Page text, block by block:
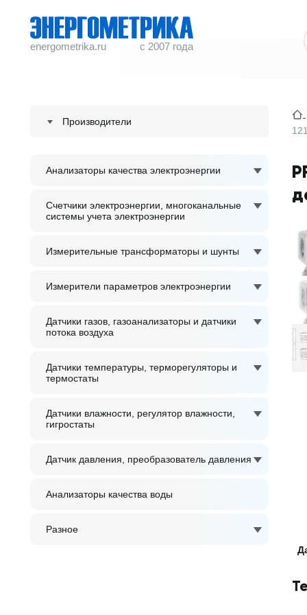
energometrika.ru с 2007 года
Производители
S plus S Regeltechnik GmbH
Анализаторы качества электроэнергии
Счетчики электроэнергии, многоканальные
системы учета электроэнергии
Измерительные трансформаторы и шунты
Измерители параметров электроэнергии
Датчики газов, газоанализаторы и датчики
потока воздуха
Датчики температуры, терморегуляторы и
термостаты
Датчики влажности, регулятор влажности,
гигростаты
Датчик давления, преобразователь давления
Анализаторы качества воды
Разное